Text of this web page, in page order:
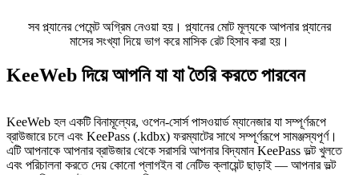
সব প্ল্যানের পেমেন্ট অগ্রিম নেওয়া হয়। প্ল্যানের মোট মূল্যকে আপনার প্ল্যানের
মাসের সংখ্যা দিয়ে ভাগ করে মাসিক রেট হিসাব করা হয়।
KeeWeb দিয়ে আপনি যা যা তৈরি করতে পারবেন
KeeWeb হল একটি বিনামূল্যের, ওপেন-সোর্স পাসওয়ার্ড ম্যানেজার যা সম্পূর্ণরূপে
ব্রাউজারে চলে এবং KeePass (.kdbx) ফরম্যাটের সাথে সম্পূর্ণরূপে সামঞ্জস্যপূর্ণ।
এটি আপনাকে আপনার ব্রাউজার থেকে সরাসরি আপনার বিদ্যমান KeePass ভল্ট খুলতে
এবং পরিচালনা করতে দেয় কোনো প্লাগইন বা নেটিভ ক্লায়েন্ট ছাড়াই — আপনার ভল্ট